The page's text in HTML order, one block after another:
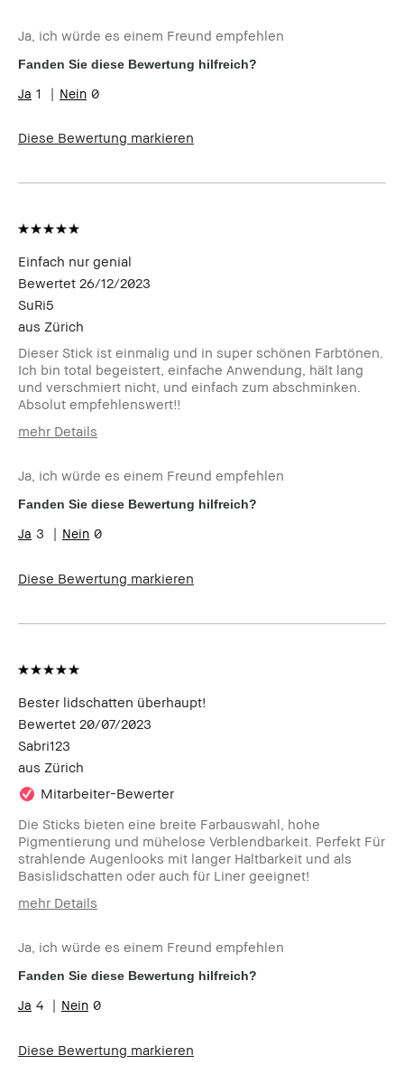
Hauttyp
Trocken
Hautton
Sehr hell - Hell
Produktvorteile
Ja, ich würde es einem Freund empfehlen
Fanden Sie diese Bewertung hilfreich?
1 0
Diese Bewertung markieren
Einfach nur genial
Bewertet 26/12/2023
SuRi5
aus Zürich
Dieser Stick ist einmalig und in super schönen Farbtönen.
Ich bin total begeistert, einfache Anwendung, hält lang
und verschmiert nicht, und einfach zum abschminken.
Absolut empfehlenswert!!
mehr Details
Hauttyp
Normal
Hautton
Hell - Mittel
Hautbedürfnis(se)
Glow, Rasche Ergebnisse
Ja, ich würde es einem Freund empfehlen
Fanden Sie diese Bewertung hilfreich?
3 0
Diese Bewertung markieren
Bester lidschatten überhaupt!
Bewertet 20/07/2023
Sabri123
aus Zürich
Mitarbeiter-Bewerter
Die Sticks bieten eine breite Farbauswahl, hohe
Pigmentierung und mühelose Verblendbarkeit. Perfekt Für
strahlende Augenlooks mit langer Haltbarkeit und als
Basislidschatten oder auch für Liner geeignet!
mehr Details
Hauttyp
Trocken
Hautton
Mittel - Dunkel
Hautbedürfnis(se)
Rasche Ergebnisse
Ja, ich würde es einem Freund empfehlen
Fanden Sie diese Bewertung hilfreich?
4 0
Diese Bewertung markieren